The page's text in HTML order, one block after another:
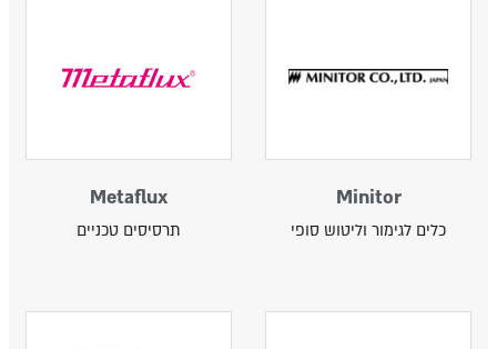
Metaflux
תרסיסים טכניים
Minitor
כלים לגימור וליטוש סופי